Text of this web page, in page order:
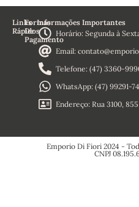
Links
Rápidos
Termos e
Condições
Política de
Reembolso
Formas
De
Pagamento
Informações Importantes
Horário: Segunda à
Email:
Telefone: (47) 3360-
WhatsApp: (47) 99291-
Endereço: Rua 3100,
Emporio Di Fiori 2024 -
CNPJ